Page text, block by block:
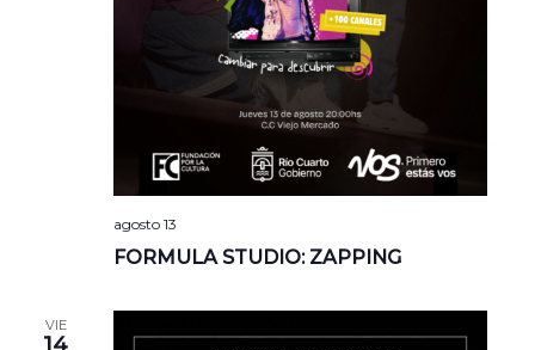
FORMULA STUDIO: ZAPPING
agosto 13
VIE
14